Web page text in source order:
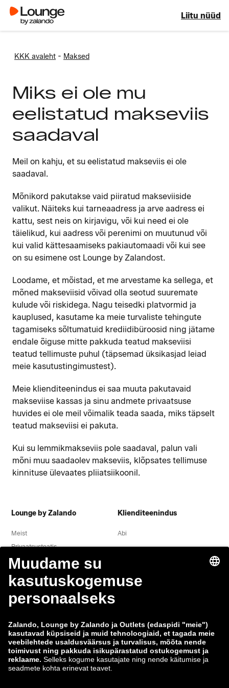
Liitu nüüd
KKK avaleht - Maksed
Miks ei ole mu
eelistatud makseviis
saadaval
Meil on kahju, et su eelistatud makseviis ei ole
saadaval.
Mõnikord pakutakse vaid piiratud makseviiside
valikut. Näiteks kui tarneaadress ja arve aadress ei
kattu, sest neis on kirjavigu, või kui need ei ole
täielikud, kui aadress või perenimi on muutunud või
kui valid kättesaamiseks pakiautomaadi või kui see
on su esimene ost Lounge by Zalandost.
Loodame, et mõistad, et me arvestame ka sellega, et
mõned makseviisid võivad olla seotud suuremate
kulude või riskidega. Nagu teisedki platvormid ja
kauplused, kasutame ka meie turvaliste tehingute
tagamiseks sõltumatuid krediidibüroosid ning jätame
endale õiguse mitte pakkuda teatud makseviisi
teatud tellimuste puhul (täpsemad üksikasjad leiad
meie kasutustingimustest).
Meie klienditeenindus ei saa muuta pakutavaid
makseviise kassas ja sinu andmete privaatsuse
huvides ei ole meil võimalik teada saada, miks täpselt
teatud makseviisi ei pakuta.
Kui su lemmikmakseviis pole saadaval, palun vali
mõni muu saadaolev makseviis, klõpsates tellimuse
kinnituse ülevaates pliiatsiikoonil.
Lounge by Zalando
Meist
Privaatsusteatis
Õigusteave
Tingimused
Taganemine
Töökohad
Teavita haavatavusest
Tooteohutus
Klienditeenindus
Abi
Zalando Grupp Makseviisid